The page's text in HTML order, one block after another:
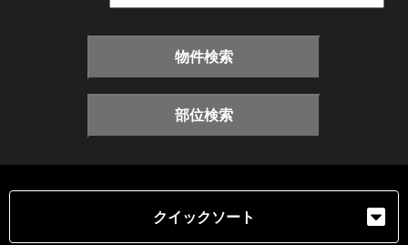
物件検索
部位検索
クイックソート